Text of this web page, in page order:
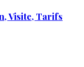
Visite, Tarifs